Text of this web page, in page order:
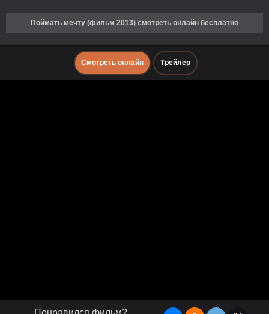
Поймать мечту (фильм 2013) смотреть онлайн бесплатно
Смотреть онлайн Трейлер